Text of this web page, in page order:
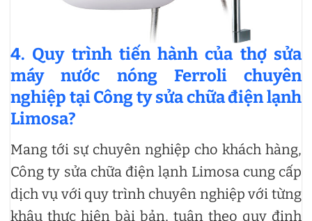
4. Quy trình tiến hành của thợ sửa
máy nước nóng Ferroli chuyên
nghiệp tại Công ty sửa chữa điện lạnh
Limosa?
Mang tới sự chuyên nghiệp cho khách hàng,
Công ty sửa chữa điện lạnh Limosa cung cấp
dịch vụ với quy trình chuyên nghiệp với từng
khâu thực hiện bài bản, tuân theo quy định